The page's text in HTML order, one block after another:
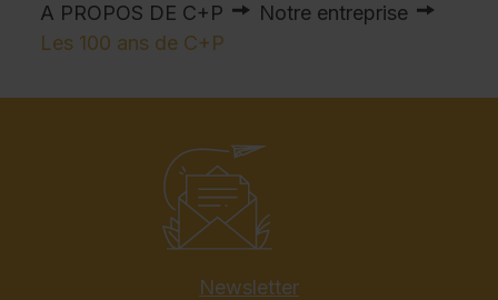
A PROPOS DE C+P
Notre entreprise
Les 100 ans de C+P
Newsletter